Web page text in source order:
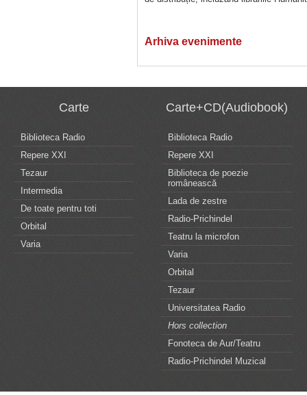
Arhiva evenimente
Carte
Biblioteca Radio
Repere XXI
Tezaur
Intermedia
De toate pentru toti
Orbital
Varia
Carte+CD(Audiobook)
Biblioteca Radio
Repere XXI
Biblioteca de poezie
românească
Lada de zestre
Radio-Prichindel
Teatru la microfon
Varia
Orbital
Tezaur
Universitatea Radio
Hors collection
Fonoteca de Aur/Teatru
Radio-Prichindel Muzical